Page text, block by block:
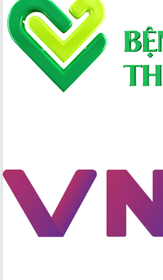
chuyển đổi số cho cán bộ, công chức
cấp xã
Đắk Lắk phát động hưởng ứng Ngày
Quyền của người tiêu dùng Việt Nam
2026
Đẩy mạnh cải cách hành chính, quyết
tâm đạt được mục tiêu tăng trưởng
Huy giữ chức Bí thư Đảng ủy Ủy Ban
Nhân dân tỉnh
Bệnh án điện tử thúc đẩy chuyển đổi
số y tế tại Đắk Lắk
Chuyển đổi số thư viện: Mở rộng